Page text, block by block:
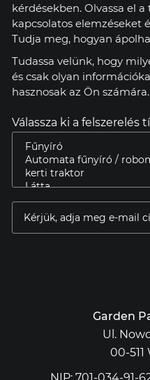
kérdésekben. Olvassa el
kapcsolatos elemzéseket
Tudja meg, hogyan
Tudassa velünk, hogy
és csak olyan
hasznosak az Ön számára.
Válassza ki a felszerelés
Garden
Ul.
00-511